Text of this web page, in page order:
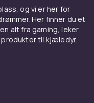
og vi er her for
Her finner du et
alt fra gaming, leker
til kjæledyr.